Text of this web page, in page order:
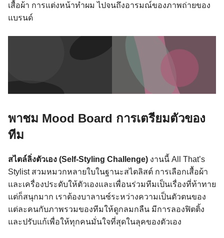
เสื้อผ้า การแต่งหน้าทำผม ไปจนถึงอารมณ์ของภาพถ่ายของ
แบรนด์
พาชม Mood Board การเตรียมตัวของ
ทีม
สไตล์ลิ่งตัวเอง (Self-Styling Challenge) งานนี้ All That’s
Stylist สวมหมวกหลายใบในฐานะสไตลิสต์ การเลือกเสื้อผ้า
และเครื่องประดับให้ตัวเองและเพื่อนร่วมทีมเป็นเรื่องที่ท้าทาย
แต่ก็สนุกมาก เราต้องบาลานซ์ระหว่างความเป็นตัวตนของ
แต่ละคนกับภาพรวมของทีมให้ดูกลมกลืน มีการลองฟิตติ้ง
และปรับแก้เพื่อให้ทุกคนมั่นใจที่สุดในลุคของตัวเอง